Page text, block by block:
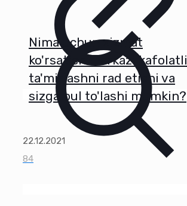
Nima uchun xizmat
ko'rsatish markazi kafolatli
ta'mirlashni rad etishi va
sizga pul to'lashi mumkin?
22.12.2021
84